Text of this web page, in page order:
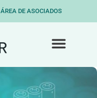
ÁREA DE ASOCIADOS